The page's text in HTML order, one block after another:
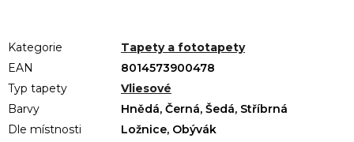
Kategorie
Tapety a fototapety
EAN
8014573900478
Typ tapety
Vliesové
Barvy
Hnědá, Černá, Šedá, Stříbrná
Dle místnosti
Ložnice, Obývák